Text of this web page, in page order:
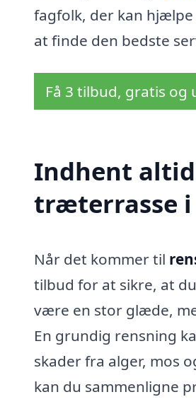
fagfolk, der kan
at finde den bedste
Få 3 tilbud, gratis
Indhent
træterrasse
Når det kommer til
tilbud for at sikre, at
være en stor glæde,
En grundig rensning
skader fra alger, mos
kan du sammenligne